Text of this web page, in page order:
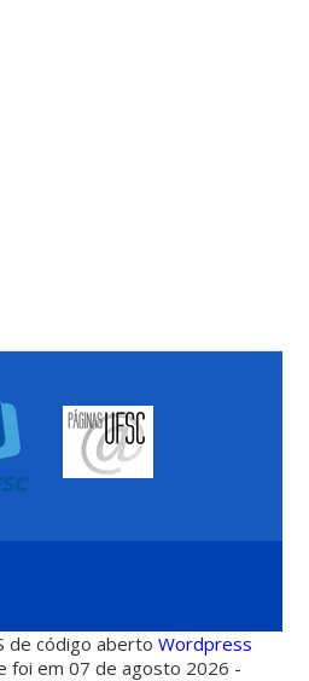
de código abertoWordpress
foi em 07 de agosto 2026 -